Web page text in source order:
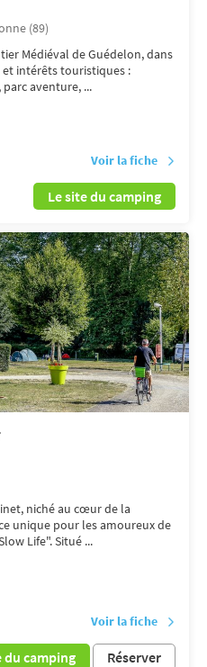
(89)
Médiéval de Guédelon, dans
intérêts touristiques :
aventure, ...
Voir la fiche
Le site du camping
niché au cœur de la
unique pour les amoureux de
Life". Situé ...
Voir la fiche
du camping Réserver